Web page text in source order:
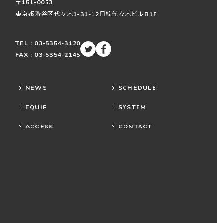
〒151-0053
東京都渋谷区代々木1-31-12日綜代々木ビルB1F
TEL : 03-5354-3120
FAX : 03-5354-2145
NEWS SCHEDULE
EQUIP SYSTEM
ACCESS CONTACT